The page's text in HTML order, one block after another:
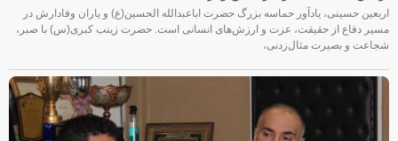
اربعین حسینی، یادآور حماسه بزرگ حضرت اباعبدالله الحسین(ع) و یاران وفادارش در
مسیر دفاع از حقیقت، عزت و ارزش‌های انسانی است. حضرت زینب کبری(س) با صبر،
شجاعت و بصیرت مثال‌زدنی،